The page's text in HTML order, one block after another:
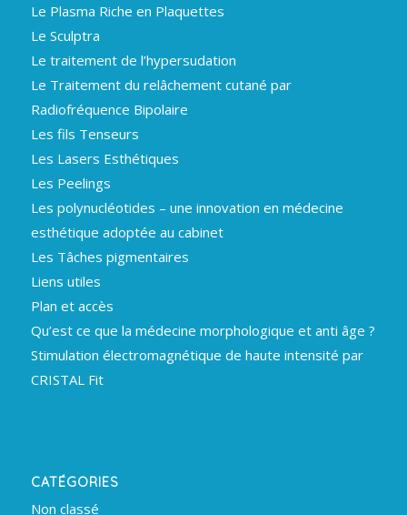
Le Plasma Riche en Plaquettes
Le Sculptra
Le traitement de l’hypersudation
Le Traitement du relâchement cutané par
Radiofréquence Bipolaire
Les fils Tenseurs
Les Lasers Esthétiques
Les Peelings
Les polynucléotides – une innovation en médecine
esthétique adoptée au cabinet
Les Tâches pigmentaires
Liens utiles
Plan et accès
Qu’est ce que la médecine morphologique et anti âge ?
Stimulation électromagnétique de haute intensité par
CRISTAL Fit
CATÉGORIES
Non classé